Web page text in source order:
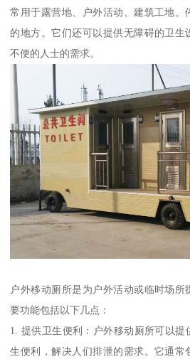
常用于露营地、户外活动、建筑工地、
的地方。它们还可以提供无障碍的卫生
不便的人士的需求。
户外移动厕所是为户外活动或临时场所
要功能包括以下几点：
1. 提供卫生便利：户外移动厕所可以
生便利，解决人们排泄的需求。它通常